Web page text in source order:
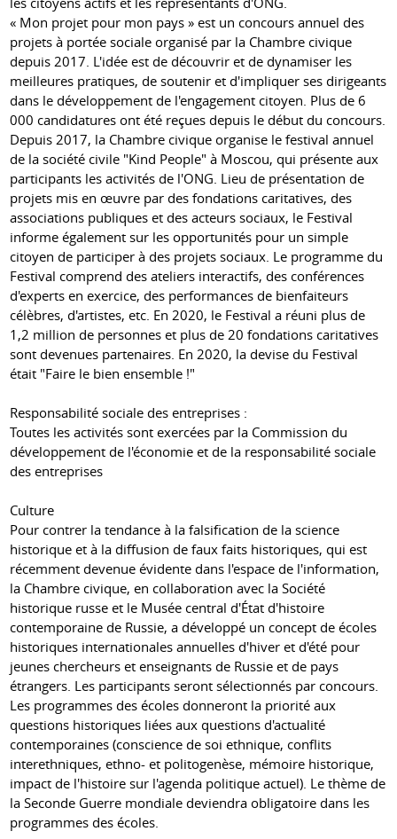
« Mon projet pour mon pays » est un concours annuel des
projets à portée sociale organisé par la Chambre civique
depuis 2017. L'idée est de découvrir et de dynamiser les
meilleures pratiques, de soutenir et d'impliquer ses dirigeants
dans le développement de l'engagement citoyen. Plus de 6
000 candidatures ont été reçues depuis le début du concours.
Depuis 2017, la Chambre civique organise le festival annuel
de la société civile "Kind People" à Moscou, qui présente aux
participants les activités de l'ONG. Lieu de présentation de
projets mis en œuvre par des fondations caritatives, des
associations publiques et des acteurs sociaux, le Festival
informe également sur les opportunités pour un simple
citoyen de participer à des projets sociaux. Le programme du
Festival comprend des ateliers interactifs, des conférences
d'experts en exercice, des performances de bienfaiteurs
célèbres, d'artistes, etc. En 2020, le Festival a réuni plus de
1,2 million de personnes et plus de 20 fondations caritatives
sont devenues partenaires. En 2020, la devise du Festival
était "Faire le bien ensemble !"
Responsabilité sociale des entreprises :
Toutes les activités sont exercées par la Commission du
développement de l'économie et de la responsabilité sociale
des entreprises
Culture
Pour contrer la tendance à la falsification de la science
historique et à la diffusion de faux faits historiques, qui est
récemment devenue évidente dans l'espace de l'information,
la Chambre civique, en collaboration avec la Société
historique russe et le Musée central d'État d'histoire
contemporaine de Russie, a développé un concept de écoles
historiques internationales annuelles d'hiver et d'été pour
jeunes chercheurs et enseignants de Russie et de pays
étrangers. Les participants seront sélectionnés par concours.
Les programmes des écoles donneront la priorité aux
questions historiques liées aux questions d'actualité
contemporaines (conscience de soi ethnique, conflits
interethniques, ethno- et politogenèse, mémoire historique,
impact de l'histoire sur l'agenda politique actuel). Le thème de
la Seconde Guerre mondiale deviendra obligatoire dans les
programmes des écoles.